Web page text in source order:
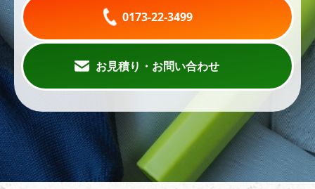
0173-22-3499
お見積り・お問い合わせ